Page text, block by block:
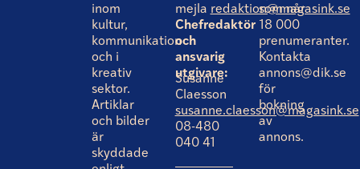
inom
kultur,
kommunikation
och i
kreativ
sektor.
Artiklar
och bilder
är
skyddade
mejla redaktion@magasink.se
Chefredaktör
och
ansvarig
utgivare:
Susanne
Claesson
susanne.claesson@magasink.se
08-480
040 41
som når
18 000
prenumeranter.
Kontakta
annons@dik.se
för
bokning
av
annons.